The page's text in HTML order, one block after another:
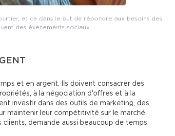
et ce dans le but de répondre aux besoins des
des événements sociaux.
et en argent. Ils doivent consacrer des
à la négociation d'offres et à la
investir dans des outils de marketing, des
maintenir leur compétitivité sur le marché.
clients, demande aussi beaucoup de temps